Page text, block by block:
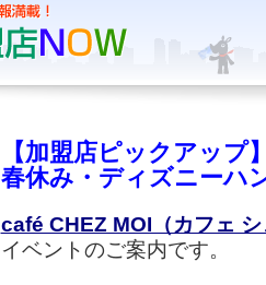
【加盟店ピックアップ
春休み・ディズニーハ
café CHEZ MOI（カフェ
イベントのご案内です。